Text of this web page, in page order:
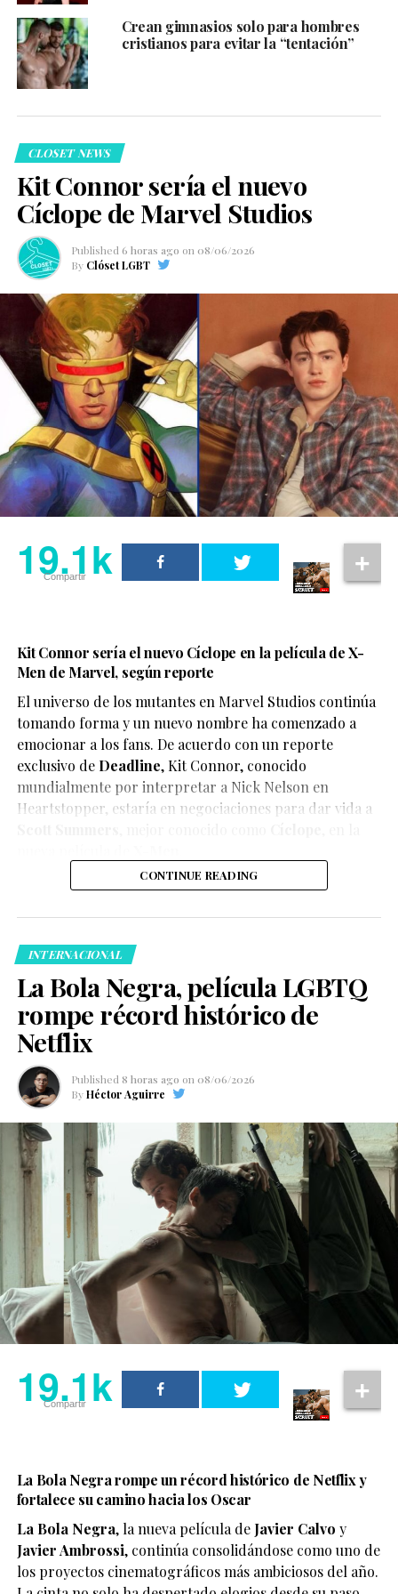
Crean gimnasios solo para hombres
cristianos para evitar la “tentación”
CLOSET NEWS
Kit Connor sería el nuevo
Cíclope de Marvel Studios
Published 6 horas ago on 08/06/2026
By Clóset LGBT
19.1k
Compartir
Kit Connor sería el nuevo Cíclope en la película de X-
Men de Marvel, según reporte
El universo de los mutantes en Marvel Studios continúa
tomando forma y un nuevo nombre ha comenzado a
emocionar a los fans. De acuerdo con un reporte
exclusivo de Deadline,Kit Connor, conocido
mundialmente por interpretar a Nick Nelson en
Heartstopper, estaría en negociaciones para dar vida a
CONTINUE READING
INTERNACIONAL
La Bola Negra, película LGBTQ
rompe récord histórico de
Netflix
Published 8 horas ago on 08/06/2026
By Héctor Aguirre
19.1k
Compartir
La Bola Negra rompe un récord histórico de Netflix y
fortalece su camino hacia los Oscar
La Bola Negra, la nueva película de Javier Calvo y
Javier Ambrossi, continúa consolidándose como uno de
los proyectos cinematográficos más ambiciosos del año.